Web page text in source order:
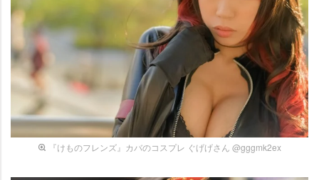
『けものフレンズ』カバのコスプレ ぐげげさん @gggmk2ex